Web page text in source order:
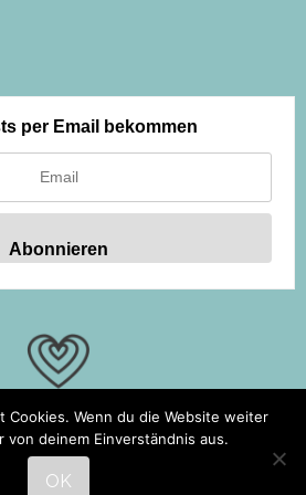
per Email bekommen
Cookies. Wenn du die Website weiter
von deinem Einverständnis aus.
OK